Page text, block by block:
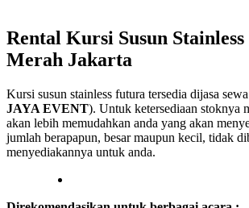
Rental Kursi Susun
Merah Jakarta
Kursi susun stainless futura tersedia dijasa
JAYA EVENT). Untuk ketersediaan stoknya
akan lebih memudahkan anda yang akan
jumlah berapapun, besar maupun kecil, tidak
menyediakannya untuk anda.